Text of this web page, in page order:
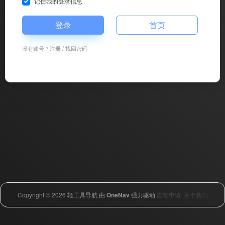
登录 首页
没有账号？注册/找回密码
Copyright © 2026 轻工具导航 由 OneNav强力驱动 友链申请 关于我们